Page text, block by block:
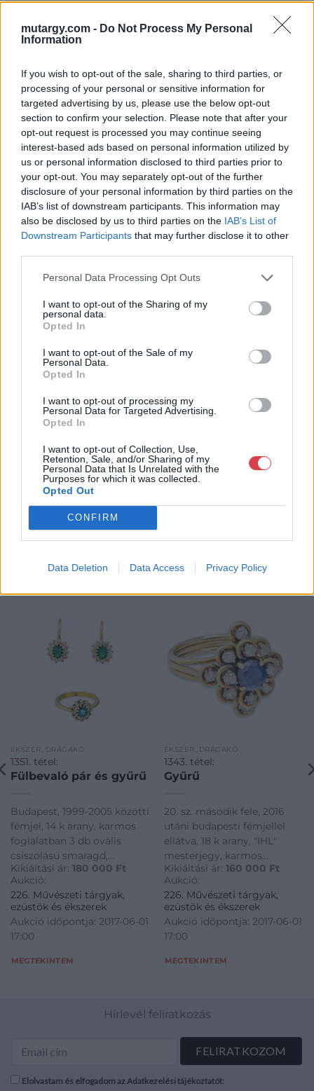
mutargy.com - Do Not Process My Personal
Information
If you wish to opt-out of the sale, sharing to third parties, or
processing of your personal or sensitive information for
targeted advertising by us, please use the below opt-out
section to confirm your selection. Please note that after your
opt-out request is processed you may continue seeing
interest-based ads based on personal information utilized by
us or personal information disclosed to third parties prior to
your opt-out. You may separately opt-out of the further
disclosure of your personal information by third parties on the
IAB’s list of downstream participants. This information may
also be disclosed by us to third parties on the IAB’s List of
Downstream Participants that may further disclose it to other
Personal Data Processing Opt Outs
I want to opt-out of the Sharing of my
personal data.
Opted In
I want to opt-out of the Sale of my
Personal Data.
Opted In
I want to opt-out of processing my
Personal Data for Targeted Advertising.
Opted In
I want to opt-out of Collection, Use,
Retention, Sale, and/or Sharing of my
Personal Data that Is Unrelated with the
Purposes for which it was collected.
Opted Out
CONFIRM
Data Deletion Data Access Privacy Policy
Aukció neve:226. Művészeti tárgyak, ezüstök és ékszerek
Aukció ideje: 17:00
Aukció helye: Budapest, Balaton utca 8.
Tételszám: 1294
Eladó adatai
Eladó:Nagyházi Galéria és
Aukciósház
Cím: Müller Márta
Nagyházi Galéria és Aukciósház
Kft.
4756005
Bemutatkozás: Magas színvonalú festmények és műtárgyak,
bútorok, szőnyegek, üveg, porcelán és ezüst tárgyak, ékszerek,
gyűjtemények árverezése. Ingyenes értékbecslés. Árveréseinkre
a tárgyfelvétel folyamatos.
GALÉRIA TOVÁBBI MŰTÁRGYAI
KAPCSOLÓDÓ MŰTÁRGYAK
ÉKSZER, DRÁGAKŐ
1351. tétel:
Fülbevaló pár és gyűrű
Budapest, 1999-2005 közötti
fémjel, 14 k arany, karmos
foglalatban 3 db ovális
csiszolású smaragd,
karmazált formában 36 db
apró, modern csiszolású
briliánssal cca. 0,42 ct (M1-
kis sérüléssel, 6,8 g
Kikiáltási ár: 180 000 Ft
Aukció:
226. Művészeti tárgyak,
ezüstök és ékszerek
Aukció időpontja: 2017-06-01
17:00
MEGTEKINTEM
ÉKSZER, DRÁGAKŐ
1343. tétel:
Gyűrű
20. sz. második fele, 2016
utáni budapesti fémjellel
ellátva, 18 k arany, "IHL"
mesterjegy, karmos
foglalatban 1 db kék zafír és
12 db briliáns, cca. 0,36 ct,
apró hibával, 6 g
Kikiáltási ár: 160 000 Ft
Aukció:
226. Művészeti tárgyak,
ezüstök és ékszerek
Aukció időpontja: 2017-06-01
17:00
MEGTEKINTEM
Hírlevél feliratkozás
Elolvastam és elfogadom az Adatkezelési tájékoztatót: